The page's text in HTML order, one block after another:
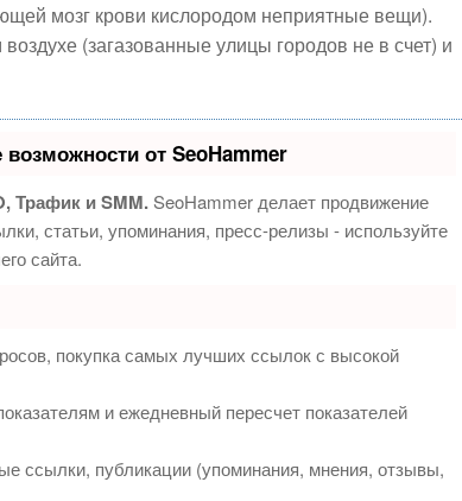
мозг крови кислородом неприятные вещи).
(загазованные улицы городов не в счет) и
от SeoHammer
Трафик и SMM.SeoHammer делает продвижение
статьи, упоминания, пресс-релизы - используйте
сайта.
покупка самых лучших ссылок с высокой
и ежедневный пересчет показателей
ссылки, публикации (упоминания, мнения, отзывы,